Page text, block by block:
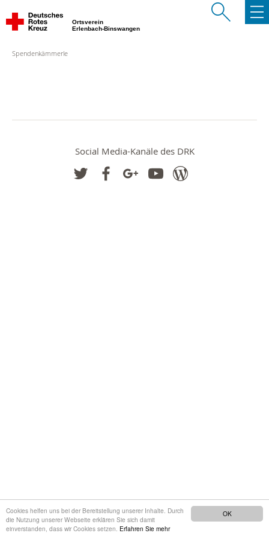
OK
Cookies helfen uns bei der Bereitstellung unserer Inhalte. Durch
die Nutzung unserer Webseite erklären Sie sich damit
einverstanden, dass wir Cookies setzen. Erfahren Sie mehr
Ortsverein
Erlenbach-Binswangen
Spendenkämmerle
Social Media-Kanäle des DRK